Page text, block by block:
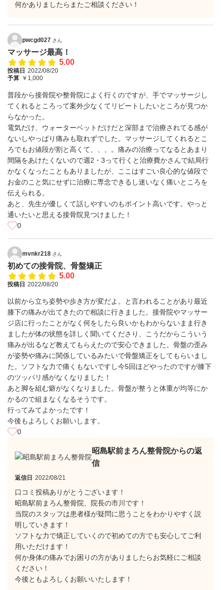
何かありましたらまたご相談ください！
pwcgd027 さん
マッサージ最高！
5.00
投稿日 2022/08/20
予算 ￥1,000
普段から接骨院や整骨院によく行くのですが、手でマッサージし
てくれるところって案外少なくてリピートしたいところが見つか
らなかった。
電気だけ、ウォーターベットだけだと深部まで治療されてる感が
ないしやっぱり痛みも取れずでした。マッサージしてくれるとこ
ろでもお値段が割と高くて、、、。痛みの治療ってなるとあまり
間隔をあけたくないので週2・3って行くと治療費かさんで結局行
かなくなったこともありましたが、ここはすごい良心的な値段で
お金のこと気にせずに治療に専念できるし迷いなく痛いところを
伝えられる。
あと、先生が優しくて話しやすいのもポイント高いです。やっと
通いたいと思える接骨院見つけました！
0
mvnkr218 さん
初めての接骨院、骨盤矯正
5.00
投稿日 2022/08/20
以前から立ち姿勢や歩き方が変だよ。と言われることがあり最近
膝下の痛みが出てきたので相談に行きました。接骨院やマッサー
ジ店に行ったことがなく何をしたら良いかもわからないまま行き
ましたが体の状態を詳しく聞いてくださり、こうだからこういう
痛みが出るなど教えてもらえたので安心できました。骨盤の歪み
が姿勢や痛みに関係しているみたいで骨盤矯正をしてもらいまし
た。ソフトな力で痛くもないですし今5回ほどやったのですが膝下
のツッパリ感がなくなりました！
あと脚を組む癖がなくなりました。骨盤が整うと体重が均等にか
かるので組まなくなるそうです。
行ってみてよかったです！
今後もよろしくお願いします。
0
昭島駅前まろん整骨院からの返
信
返信日 2022/08/21
口コミ投稿ありがとうございます！
昭島駅前まろん整骨院、院長の市川です！
当院のスタッフは患者様が疑問に思うことをわかりやすく説
明していきます！
ソフトな力で矯正していくので初めての方でも安心してご利
用いただけます！
何か身体の痛みでお困りの方がありましたらお気軽にご相談
ください！
今後ともよろしくお願いいたします！